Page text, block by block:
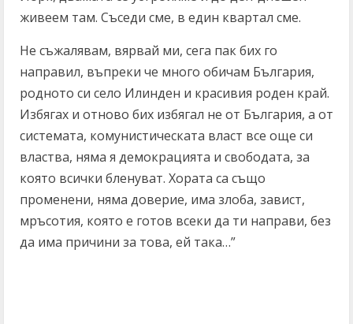
живеем там. Съседи сме, в един квартал сме.
Не съжалявам, вярвай ми, сега пак бих го
направил, въпреки че много обичам България,
родното си село Илинден и красивия роден край.
Избягах и отново бих избягал не от България, а от
системата, комунистическата власт все още си
властва, няма я демокрацията и свободата, за
която всички бленуват. Хората са също
променени, няма доверие, има злоба, завист,
мръсотия, която е готов всеки да ти направи, без
да има причини за това, ей така…”